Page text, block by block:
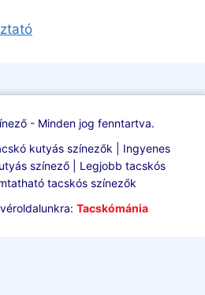
- Minden jog fenntartva.
kutyás színezők | Ingyenes
színező | Legjobb tacskós
tacskós színezők
Tacskómánia